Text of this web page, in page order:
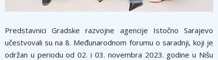
Predstavnici Gradske razvojne agencije Istočno Sarajevo
učestvovali su na 8. Međunarodnom forumu o saradnji, koji je
održan u periodu od 02. i 03. novembra 2023. godine u Nišu